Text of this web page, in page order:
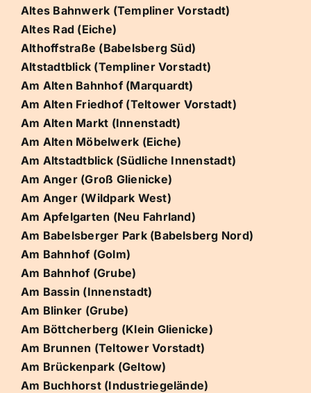
Altes Bahnwerk (Templiner Vorstadt)
Altes Rad (Eiche)
Althoffstraße (Babelsberg Süd)
Altstadtblick (Templiner Vorstadt)
Am Alten Bahnhof (Marquardt)
Am Alten Friedhof (Teltower Vorstadt)
Am Alten Markt (Innenstadt)
Am Alten Möbelwerk (Eiche)
Am Altstadtblick (Südliche Innenstadt)
Am Anger (Groß Glienicke)
Am Anger (Wildpark West)
Am Apfelgarten (Neu Fahrland)
Am Babelsberger Park (Babelsberg Nord)
Am Bahnhof (Golm)
Am Bahnhof (Grube)
Am Bassin (Innenstadt)
Am Blinker (Grube)
Am Böttcherberg (Klein Glienicke)
Am Brunnen (Teltower Vorstadt)
Am Brückenpark (Geltow)
Am Buchhorst (Industriegelände)